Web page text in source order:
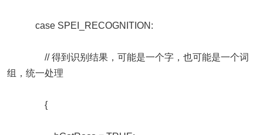
case SPEI_RECOGNITION:
// 得到识别结果，可能是一个字，也可能是一个词
组，统一处理
{